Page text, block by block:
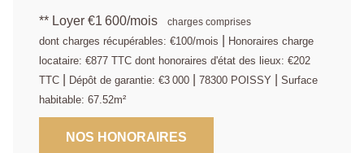
** Loyer €1 600/mois charges comprises
dont charges récupérables: €100/mois
Honoraires charge
locataire: €877 TTC dont honoraires d'état des lieux: €202
TTC
Dépôt de garantie: €3 000 78300 POISSY
Surface
habitable: 67.52m²
NOS HONORAIRES